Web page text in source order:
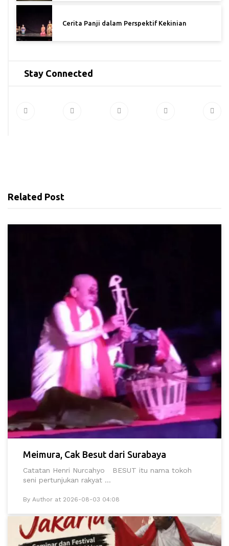
Cerita Panji dalam Perspektif Kekinian
Stay Connected
Related Post
Meimura, Cak Besut dari Surabaya
Catatan Henri Nurcahyo BESUT itu nama tokoh
seni pertunjukan rakyat ...
By Author at 2026-08-03 04:08